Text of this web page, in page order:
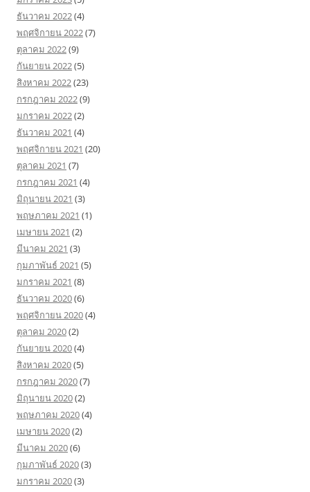
ธันวาคม 2022(4)
พฤศจิกายน 2022(7)
ตุลาคม 2022(9)
กันยายน 2022(5)
สิงหาคม 2022(23)
กรกฎาคม 2022(9)
มกราคม 2022(2)
ธันวาคม 2021 (4)
พฤศจิกายน 2021 (20)
ตุลาคม 2021 (7)
กรกฎาคม 2021 (4)
มิถุนายน 2021 (3)
พฤษภาคม 2021 (1)
เมษายน 2021 (2)
มีนาคม 2021 (3)
กุมภาพันธ์ 2021 (5)
มกราคม 2021 (8)
ธันวาคม 2020(6)
พฤศจิกายน 2020(4)
ตุลาคม 2020(2)
กันยายน 2020(4)
สิงหาคม 2020(5)
กรกฎาคม 2020(7)
มิถุนายน 2020(2)
พฤษภาคม 2020(4)
เมษายน 2020(2)
มีนาคม 2020(6)
กุมภาพันธ์ 2020(3)
มกราคม 2020(3)